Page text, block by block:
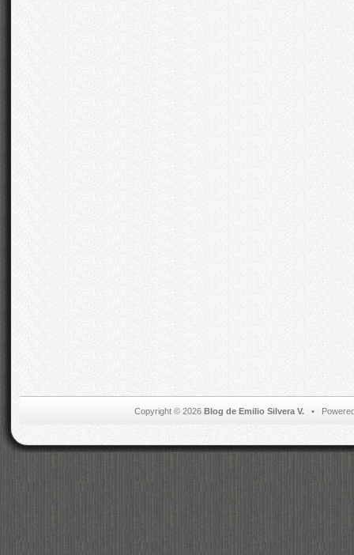
Copyright © 2026 Blog de Emilio Silvera V.•